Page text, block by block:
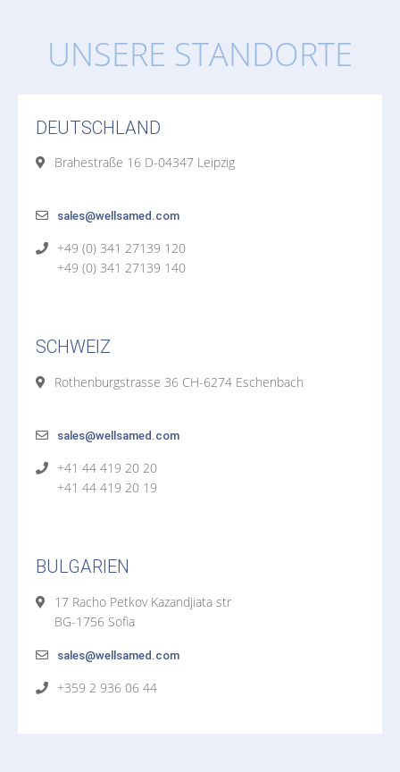
UNSERE STANDORTE
DEUTSCHLAND
Brahestraße 16 D-04347 Leipzig
sales@wellsamed.com
+49 (0) 341 27139 120
+49 (0) 341 27139 140
SCHWEIZ
Rothenburgstrasse 36 CH-6274 Eschenbach
sales@wellsamed.com
+41 44 419 20 20
+41 44 419 20 19
BULGARIEN
17 Racho Petkov Kazandjiata str
BG-1756 Sofia
sales@wellsamed.com
+359 2 936 06 44